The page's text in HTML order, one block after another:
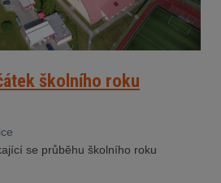
školního roku
se průběhu školního roku